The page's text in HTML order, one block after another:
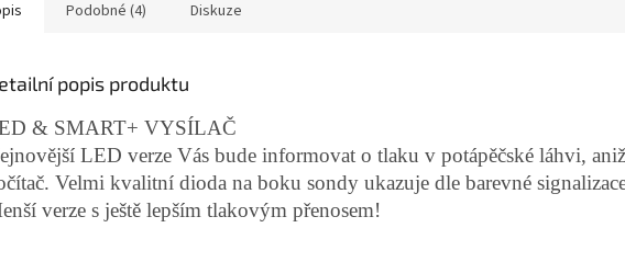
Podobné (4) Diskuze
popis produktu
& SMART+ VYSÍLAČ
LED verze Vás bude informovat o tlaku v potápěčské láhvi,
Velmi kvalitní dioda na boku sondy ukazuje dle barevné
verze s ještě lepším tlakovým přenosem!